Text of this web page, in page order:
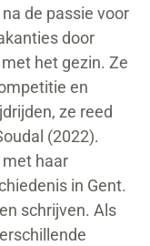
de passie voor
door
het gezin. Ze
en
ze reed
(2022).
met haar
in Gent.
schrijven. Als